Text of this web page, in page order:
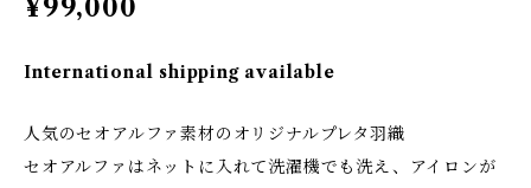
¥99,000
International shipping available
人気のセオアルファ素材のオリジナルプレタ羽織
セオアルファはネットに入れて洗濯機でも洗え、アイロンが